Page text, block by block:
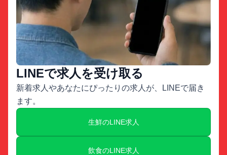
LINEで求人を受け取る
新着求人やあなたにぴったりの求人が、LINEで届き
ます。
生鮮のLINE求人
飲食のLINE求人